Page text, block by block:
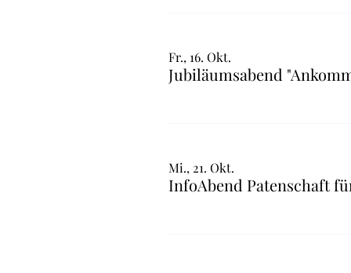
Fr., 16. Okt.
Jubiläumsabend
Mi., 21. Okt.